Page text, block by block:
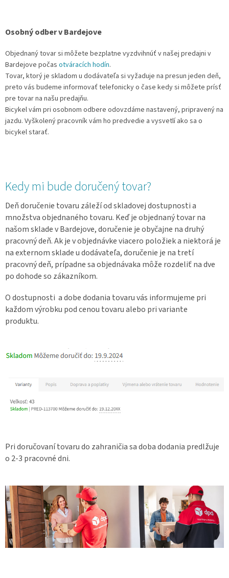
Osobný odber v Bardejove
Objednaný tovar si môžete bezplatne vyzdvihnúť v našej predajni v
Bardejove počas otváracích hodín.
Tovar, ktorý je skladom u dodávateľa si vyžaduje na presun jeden deň,
preto vás budeme informovať telefonicky o čase kedy si môžete prísť
pre tovar na našu predajňu.
Bicykel vám pri osobnom odbere odovzdáme nastavený, pripravený na
jazdu. Vyškolený pracovník vám ho predvedie a vysvetlí ako sa o
bicykel starať.
Kedy mi bude doručený tovar?
Deň doručenie tovaru záleží od skladovej dostupnosti a
množstva objednaného tovaru. Keď je objednaný tovar na
našom sklade v Bardejove, doručenie je obyčajne na druhý
pracovný deň. Ak je v objednávke viacero položiek a niektorá je
na externom sklade u dodávateľa, doručenie je na tretí
pracovný deň, prípadne sa objednávaka môže rozdeliť na dve
po dohode so zákazníkom.
O dostupnosti a dobe dodania tovaru vás informujeme pri
každom výrobku pod cenou tovaru alebo pri variante
produktu.
Pri doručovaní tovaru do zahraničia sa doba dodania predlžuje
o 2-3 pracovné dni.